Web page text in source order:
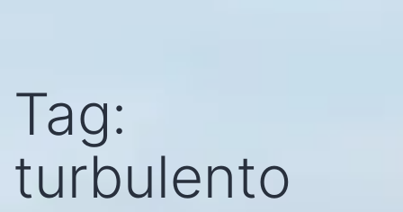
Tag:
turbulento